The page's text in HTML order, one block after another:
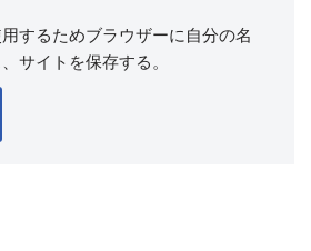
するためブラウザーに自分の名
サイトを保存する。